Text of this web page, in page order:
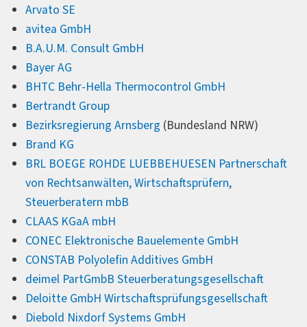
Arvato SE
avitea GmbH
B.A.U.M. Consult GmbH
Bayer AG
BHTC Behr-Hella Thermocontrol GmbH
Bertrandt Group
Bezirksregierung Arnsberg (Bundesland NRW)
Brand KG
BRL BOEGE ROHDE LUEBBEHUESEN Partnerschaft
von Rechtsanwälten, Wirtschaftsprüfern,
Steuerberatern mbB
CLAAS KGaA mbH
CONEC Elektronische Bauelemente GmbH
CONSTAB Polyolefin Additives GmbH
deimel PartGmbB Steuerberatungsgesellschaft
Deloitte GmbH Wirtschaftsprüfungsgesellschaft
Diebold Nixdorf Systems GmbH